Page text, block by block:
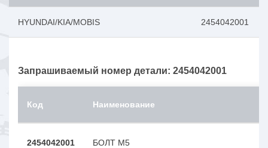
HYUNDAI/KIA/MOBIS 2454042001
Запрашиваемый номер детали: 2454042001
Код Наименование
2454042001 БОЛТ М5